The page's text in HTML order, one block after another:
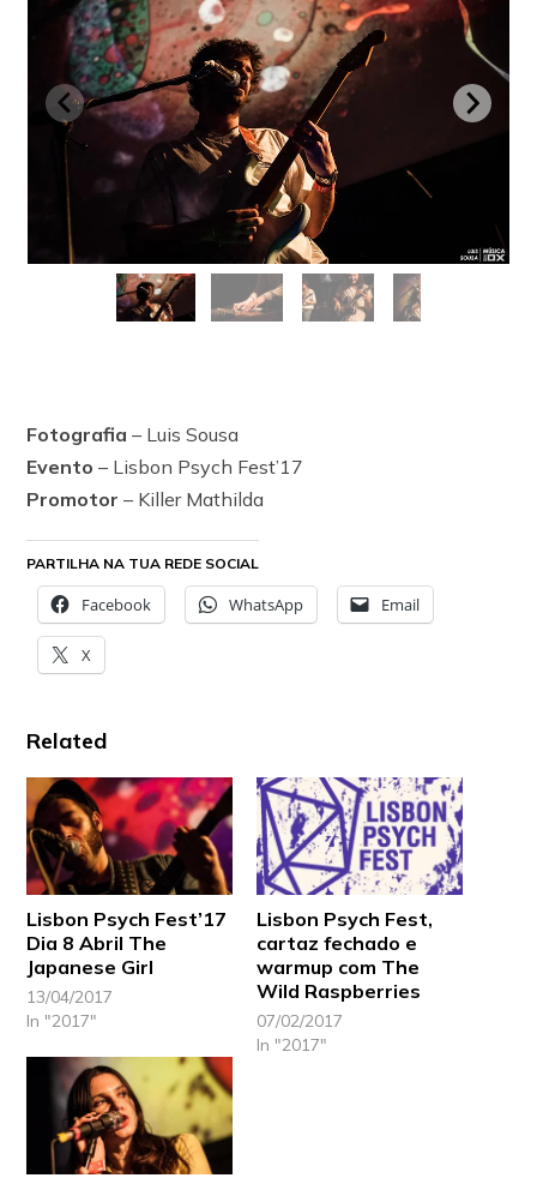
Fotografia – Luis Sousa
Evento – Lisbon Psych Fest’17
Promotor – Killer Mathilda
PARTILHA NA TUA REDE SOCIAL
Facebook WhatsApp Email
X
Related
Lisbon Psych Fest’17
Dia 8 Abril The
Japanese Girl
13/04/2017
In "2017"
Lisbon Psych Fest,
cartaz fechado e
warmup com The
Wild Raspberries
07/02/2017
In "2017"